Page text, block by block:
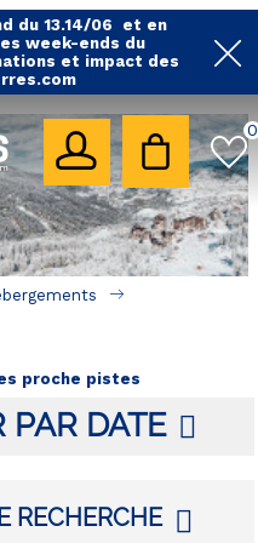
du 13.14/06 et en
week-ends du
et impact des
0
locations
avec piscine
qualité
des pistes
par quartier
d'Hôtes & SPA
proche pistes
PAR DATE
RECHERCHE